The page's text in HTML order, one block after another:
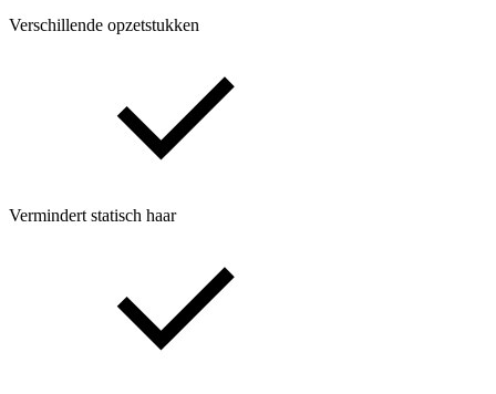
Verschillende opzetstukken
Vermindert statisch haar